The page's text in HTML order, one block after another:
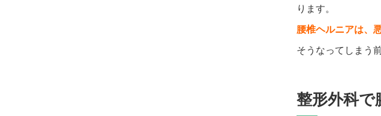
ります。
腰椎ヘルニアは、
そうなってしまう
整形外科で